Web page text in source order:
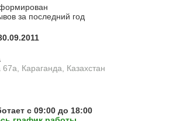
за последний год
Караганда, Казахстан
с 09:00 до 18:00